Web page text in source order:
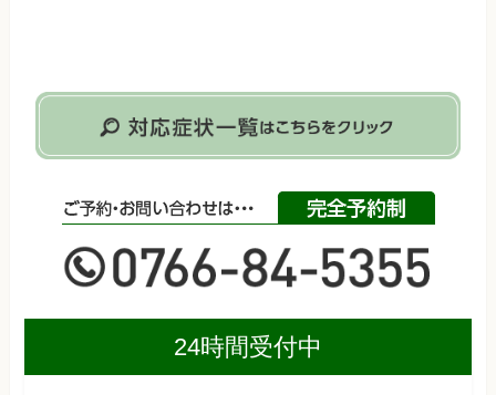
24時間受付中